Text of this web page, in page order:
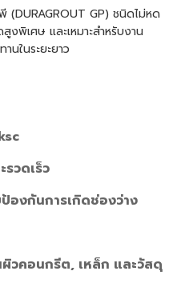
(DURAGROUT GP) ชนิดไม่หด
พิเศษ และเหมาะสำหรับงาน
นในระยะยาว
วดเร็ว
องกันการเกิดช่องว่าง
วคอนกรีต, เหล็ก และวัสดุ